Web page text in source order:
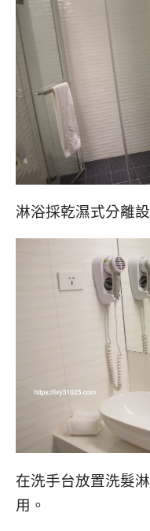
淋浴採乾濕式分離
在洗手台放置洗髮
用。